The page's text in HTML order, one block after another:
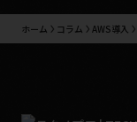
ホーム コラム AWS導入